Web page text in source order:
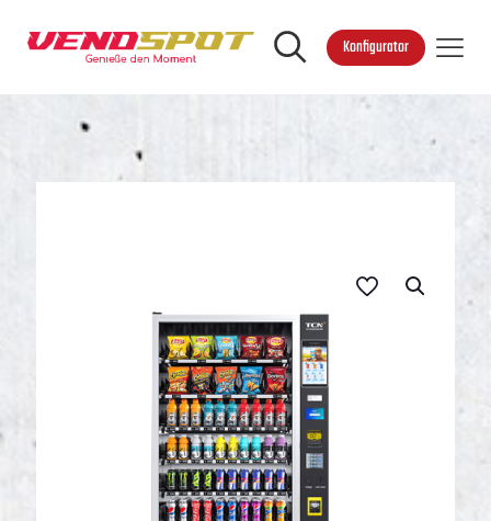
Konfigurator